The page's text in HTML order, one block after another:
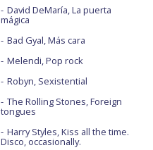
David DeMaría, La puerta
mágica
Bad Gyal, Más cara
Melendi, Pop rock
Robyn, Sexistential
The Rolling Stones, Foreign
tongues
Harry Styles, Kiss all the time.
Disco, occasionally.